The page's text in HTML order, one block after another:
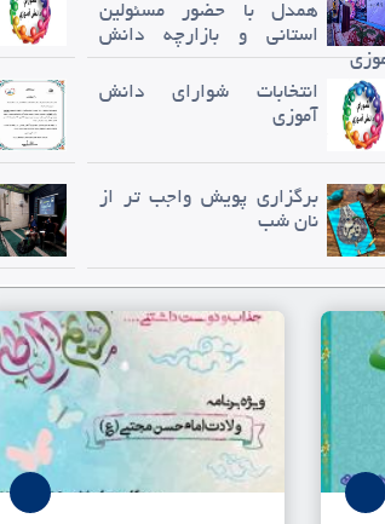
همدل با حضور مسئولین
استانی و بازارچه دانش
انتخابات شوارای دانش
آموزی
برگزاری پویش واجب تر از
نان شب